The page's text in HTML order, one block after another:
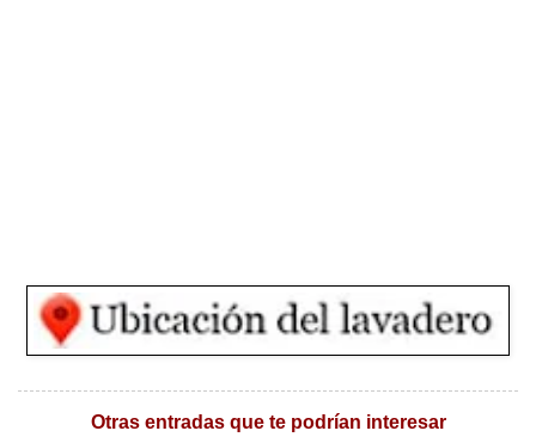
Otras entradas que te podrían interesar